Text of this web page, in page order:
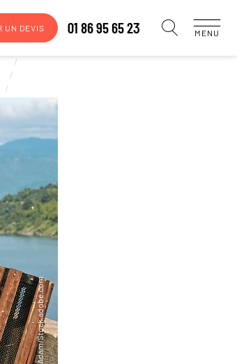
UN DEVIS 01 86 95 65 23 MENU